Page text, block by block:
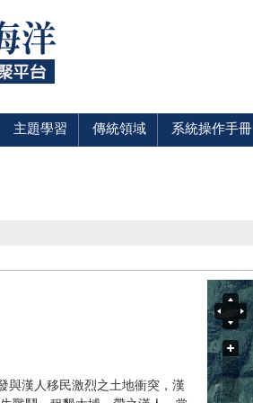
主題學習 傳統領域 系統操作手冊
與漢人移民激烈之土地衝突，漢